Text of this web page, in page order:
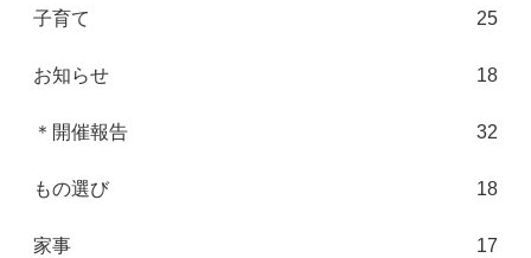
子育て 25
お知らせ 18
＊開催報告 32
もの選び 18
家事 17